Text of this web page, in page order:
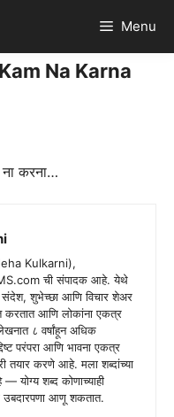
Menu
Na Karna
ना करना…
Kulkarni),
ची संपादक आहे. येथे
संदेश, शुभेच्छा आणि विचार शेअर
करतात आणि लोकांना एकत्र
८ वर्षांहून अधिक
परंपरा आणि भावना एकत्र
तयार करणे आहे. मला शब्दांच्या
योग्य शब्द कोणाच्याही
आणू शकतात.